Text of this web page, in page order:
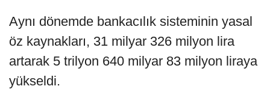
Aynı dönemde bankacılık sisteminin yasal
öz kaynakları, 31 milyar 326 milyon lira
artarak 5 trilyon 640 milyar 83 milyon liraya
yükseldi.